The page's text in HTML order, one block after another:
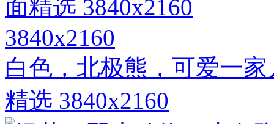
3840x2160
白色，北极熊，可爱一
精选 3840x2160